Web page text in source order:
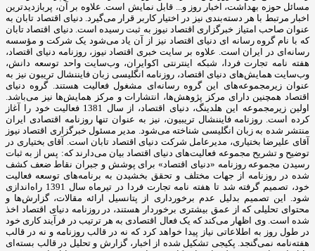
مسائل حوزه بهداشت، اخبار روز و... قابل نمایش است. علاوه بر آن، پربازدیدترین
اخبار مرتبط با هر دسته‌بندی نیز در اختیار کاربر قرار می‌گیرد. دنیای اقتصاد تابان به
عنوان صاحب امتیاز خبرگزاری اقتصاد نیوز به ثبت رسیده است. دنیای اقتصاد تابان
که با نام گروه رسانه ای دنیای اقتصاد نیز از آن یاد می‌شود یک شرکت و مؤسسه
رسانه‌ای در ایران است. علاوه بر سایت خبری اقتصاد نیوز، روزنامه دنیای اقتصاد،
هفته ‌نامه تجارت فردا، شبکه اینترنتی اکوایران، وب‌سایت واحد توسعه دانش،
وب‌سایت همایش‌های دنیای اقتصاد، روزنامه انگلیسی ‌زبان فایننشال تریبون نیز به
عنوان زیرمجموعه‌های این گروه رسانه‌ای مشغول فعالیت هستند. گروه دنیای
اقتصاد همچنین دارای مرکز پژوهش‌ها، انتشارات و مرکز همایش‌ها نیز می‌باشد.
اولین زیرمجموعه این هلدینگ، دنیای اقتصاد، از سال 1381 فعالیت خود را آغاز
کرده است. روزنامه فایننشال تریبیون، نیز به عنوان تنها روزنامه اقتصادی ایران
منتشر شده به زبان انگلیسی شناخته می‌شود. مدیر مسئول خبرگزاری اقتصاد نیوز
آقای علیرضا بختیاری، مدیرعامل شرکت دنیای اقتصاد تابان است. آقای بختیاری در
توضیح و تشریح مجموعه فعالیت‌های دنیای اقتصاد بیان می‌دارند که: پس از به ثبات
رسیدن مجموعه روزنامه «دنیای اقتصاد» برای پوشش و جبران نقاط ضعف کشف
شده در روزنامه از جهات مختلف و تحقق بخشیدن به برنامه‌های توسعه فعالیت
خود، تصمیم گرفته شد تا هفته نامه تجارت فردا در تیرماه سال 1391 راه‌اندازی
شود. این تصمیم بدلیل عدم برخورداری از پتانسیل ارائه مقالات، گزارش‌ها و
محتوای تحلیلی که از عمق بیشتری برخوردار هستند، در روزنامه دنیای اقتصاد اخذ
شده است. وی اظهار می‌کند که یک فعال اقتصادی به هر ترتیب در فرآیند کاری خود
در طول روز به اطلاعاتی نیاز پیدا خواهد کرد که نه در قالب روزنامه و نه در قالب
هفته‌نامه نمی‌گنجد. پکیجی تشکیل شده از اخبار، گزارش و تحلیل در قالب بسته‌ای